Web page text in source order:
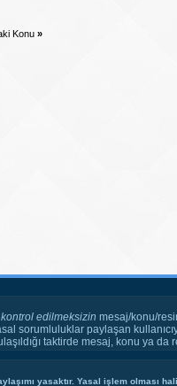
Konu »
kontrol edilmeksizin mesaj/konu/
sorumluluklar paylaşan
taktirde mesaj, konu ya
yasaktır. Yasal işlem